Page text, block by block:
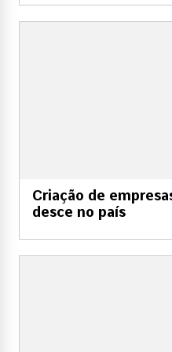
Criação de
desce no país